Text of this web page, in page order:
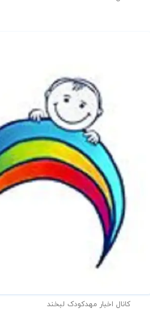
کانال اخبار مهدکودک لبخند